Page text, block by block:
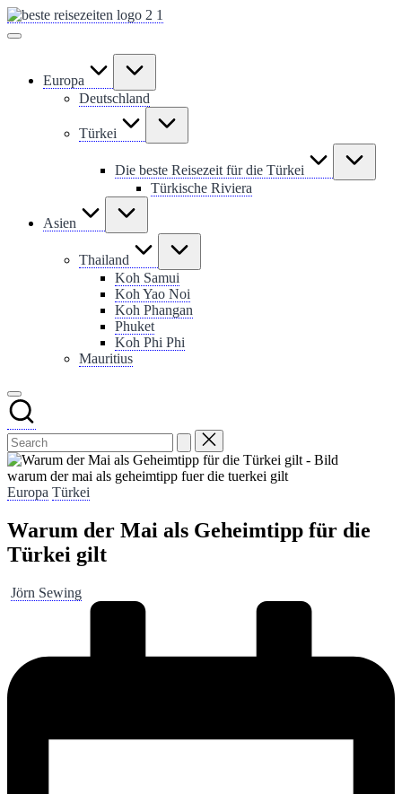
Skip
to
Europa
Deutschland
Türkei
Die beste Reisezeit für die Türkei
Türkische Riviera
Asien
Thailand
Koh Samui
Koh Yao Noi
Koh Phangan
Phuket
Koh Phi Phi
Mauritius
warum der mai als geheimtipp fuer die tuerkei gilt
Posted
Europa Türkei
Warum der Mai als Geheimtipp für die
Türkei gilt
Posted
Jörn Sewing